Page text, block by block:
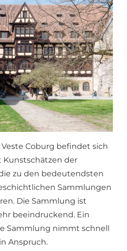
Coburg befindet sich
der
zu den bedeutendsten
Sammlungen
Die Sammlung ist
beeindruckend. Ein
Sammlung nimmt schnell
Anspruch.